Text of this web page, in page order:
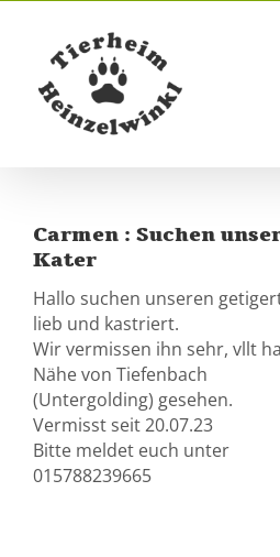
content
Carmen : Suchen
Kater
Hallo suchen unseren
lieb und kastriert.
Wir vermissen ihn sehr, vllt
Nähe von Tiefenbach
(Untergolding) gesehen.
Vermisst seit 20.07.23
Bitte meldet euch unter
015788239665